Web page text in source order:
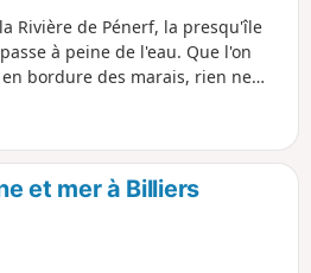
Rivière de Pénerf, la presqu'île
à peine de l'eau. Que l'on
bordure des marais, rien ne
permet de faire le tour de cette
et mer à Billiers